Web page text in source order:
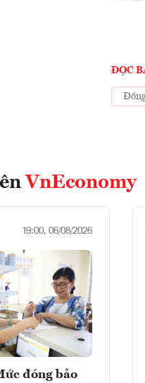
ĐỌC
VnEconomy
19:00, 06/08/2026
đóng bảo